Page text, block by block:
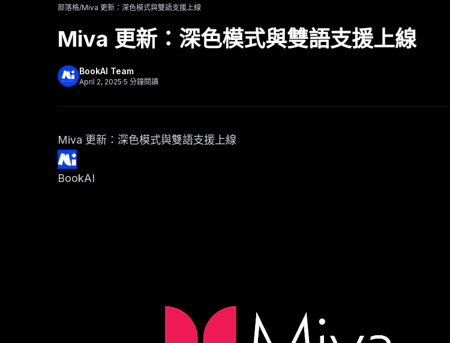
部落格/Miva 更新：深色模式與雙語支援上線
Miva 更新：深色模式與雙語支援上線
BookAI Team
April 2, 2025·5 分鐘閱讀
Miva 更新：深色模式與雙語支援上線
BookAI